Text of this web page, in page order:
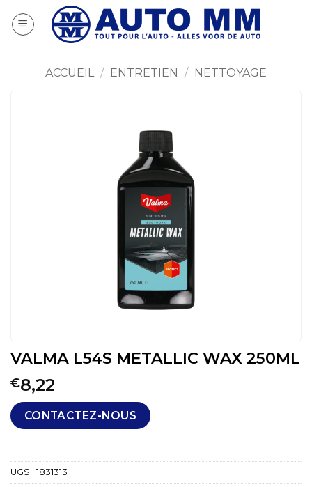
au
ACCUEIL / ENTRETIEN / NETTOYAGE
VALMA L54S METALLIC WAX 250ML
€8,22
CONTACTEZ-NOUS
UGS : 1831313